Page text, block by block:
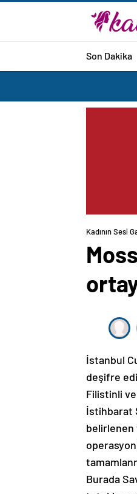
Son Dakika
Kadının Sesi
İstanbul
deşifre
Filistinli
İstihbarat
belirlenen
Burada